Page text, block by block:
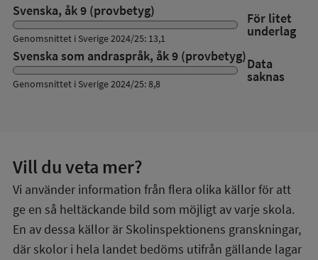
Svenska, åk 9 (provbetyg) För litet
underlag
Genomsnittet i Sverige 2024/25: 13,1
Svenska som andraspråk, åk 9 (provbetyg)Data
saknas
Genomsnittet i Sverige 2024/25: 8,8
Vill du veta mer?
Vi använder information från flera olika källor för att
ge en så heltäckande bild som möjligt av varje skola.
En av dessa källor är Skolinspektionens granskningar,
där skolor i hela landet bedöms utifrån gällande lagar